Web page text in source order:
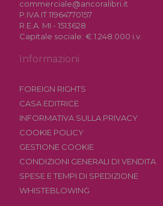
commerciale@ancoralibri.it
P.IVA IT 11964770157
R.E.A. MI - 1513628
Capitale sociale: € 1.248.000 i.v.
Informazioni
FOREIGN RIGHTS
CASA EDITRICE
INFORMATIVA SULLA PRIVACY
COOKIE POLICY
GESTIONE COOKIE
CONDIZIONI GENERALI DI VENDITA
SPESE E TEMPI DI SPEDIZIONE
WHISTEBLOWING